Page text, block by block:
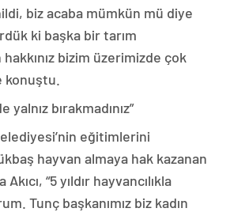
biz acaba mümkün mü diye
ki başka bir tarım
bizim üzerimizde çok
konuştu.
bırakmadınız”
eğitimlerini
hayvan almaya hak kazanan
“5 yıldır hayvancılıkla
Tunç başkanımız biz kadın